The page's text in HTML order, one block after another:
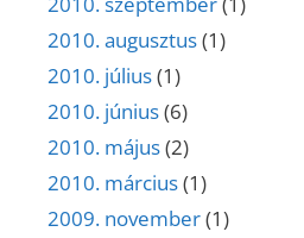
2010. augusztus(1)
2010. július(1)
2010. június(6)
2010. május(2)
2010. március(1)
2009. november(1)